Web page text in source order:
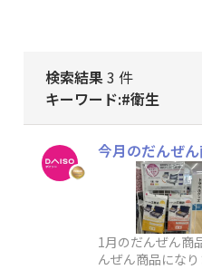
検索結果3 件
キーワード:#衛生
今月のだんぜ
1月のだんぜん商
んぜん商品にな